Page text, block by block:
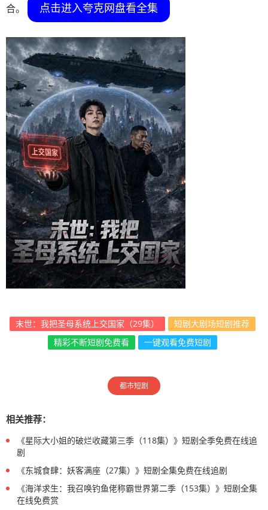
合。 点击进入夸克网盘看全集
末世：我把圣母系统上交国家（29集）
短剧大剧场短剧推荐
精彩不断短剧免费看
一键观看免费短剧
都市短剧
相关推荐：
《星际大小姐的破烂收藏第三季（118集）》短剧全季免费在线追
剧
《东城食肆：妖客满座（27集）》短剧全集免费在线追剧
《海洋求生：我召唤钓鱼佬称霸世界第二季（153集）》短剧全集
在线免费赏